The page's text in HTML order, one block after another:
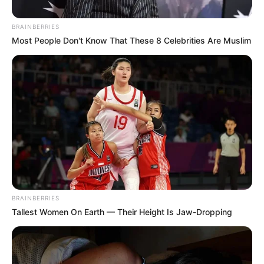
PostedFriss hírek
BRAINBERRIES
Most People Don't Know That These 8 Celebrities Are Muslim
BRAINBERRIES
Tallest Women On Earth — Their Height Is Jaw-Dropping